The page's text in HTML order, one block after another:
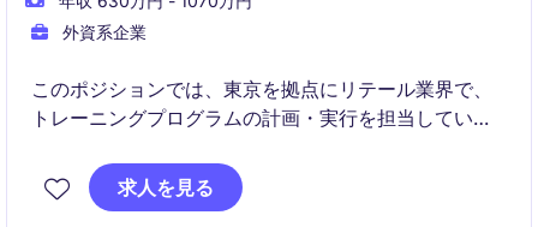
外資系企業
このポジションでは、東京を拠点にリテール業界で、
トレーニングプログラムの計画・実行を担当していた
与することが求められます。
求人を見る